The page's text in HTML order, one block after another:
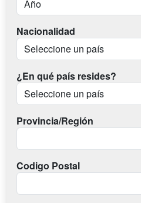
Nacionalidad
¿En qué país resides?
Provincia/Región
Codigo Postal